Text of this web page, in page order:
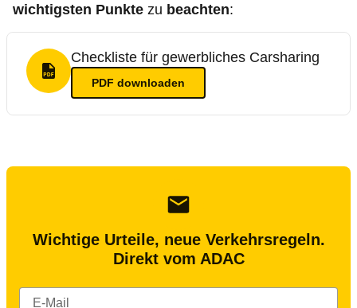
wichtigsten Punkte zu beachten:
PDF Format
Checkliste für gewerbliches Carsharing
PDF downloaden
Wichtige Urteile, neue Verkehrsregeln.
Direkt vom ADAC